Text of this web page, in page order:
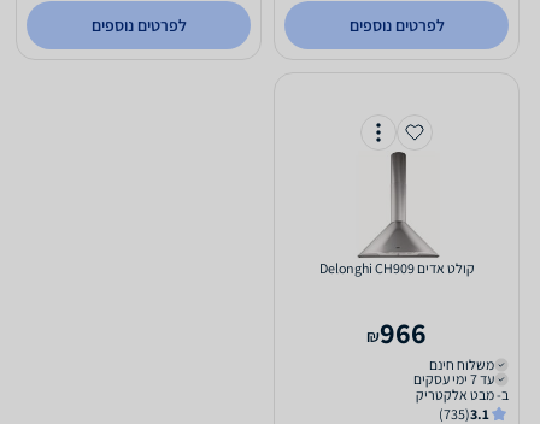
לפרטים נוספים לפרטים נוספים
קולט אדים Delonghi CH909
966
₪
משלוח חינם
עד 7 ימי עסקים
ב- מבט אלקטריק
3.1
(735)